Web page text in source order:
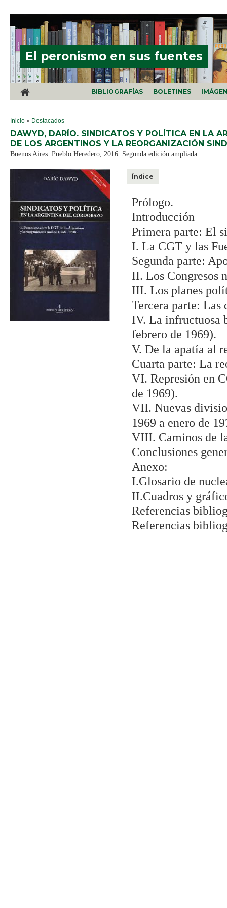
El peronismo en sus fuentes
BIBLIOGRAFÍAS BOLETINES
SE ENCUENTRA USTED AQUÍ
Inicio » Destacados
DAWYD, DARÍO. SINDICATOS Y POLÍTICA EN LA
DE LOS ARGENTINOS Y LA REORGANIZACIÓN
Buenos Aires: Pueblo Heredero, 2016. Segunda edición ampliada
Índice
Prólogo.
Introducción
Primera parte: El
I. La CGT y las
Segunda parte:
II. Los Congresos
III. Los planes
Tercera parte: Las
IV. La infructuosa
febrero de 1969).
V. De la apatía al
Cuarta parte: La
VI. Represión en
de 1969).
VII. Nuevas
1969 a enero de
VIII. Caminos de
Conclusiones
Anexo:
I.Glosario de
II.Cuadros y
Referencias
Referencias